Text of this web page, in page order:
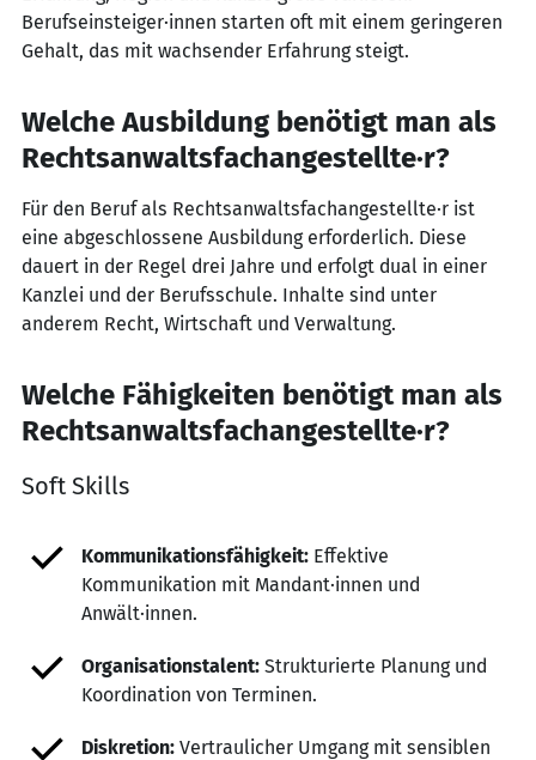
Berufseinsteiger·innen starten oft mit einem geringeren
Gehalt, das mit wachsender Erfahrung steigt.
Welche Ausbildung benötigt man als
Rechtsanwaltsfachangestellte·r?
Für den Beruf als Rechtsanwaltsfachangestellte·r ist
eine abgeschlossene Ausbildung erforderlich. Diese
dauert in der Regel drei Jahre und erfolgt dual in einer
Kanzlei und der Berufsschule. Inhalte sind unter
anderem Recht, Wirtschaft und Verwaltung.
Welche Fähigkeiten benötigt man als
Rechtsanwaltsfachangestellte·r?
Soft Skills
Kommunikationsfähigkeit: Effektive
Kommunikation mit Mandant·innen und
Anwält·innen.
Organisationstalent: Strukturierte Planung und
Koordination von Terminen.
Diskretion: Vertraulicher Umgang mit sensiblen